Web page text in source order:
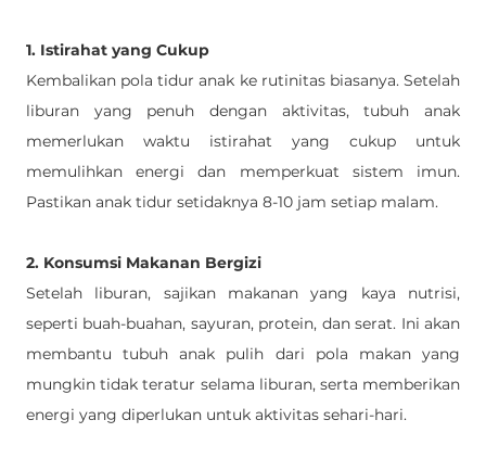
1. Istirahat yang Cukup
Kembalikan pola tidur anak ke rutinitas biasanya. Setelah
liburan yang penuh dengan aktivitas, tubuh anak
memerlukan waktu istirahat yang cukup untuk
memulihkan energi dan memperkuat sistem imun.
Pastikan anak tidur setidaknya 8-10 jam setiap malam.
2. Konsumsi Makanan Bergizi
Setelah liburan, sajikan makanan yang kaya nutrisi,
seperti buah-buahan, sayuran, protein, dan serat. Ini akan
membantu tubuh anak pulih dari pola makan yang
mungkin tidak teratur selama liburan, serta memberikan
energi yang diperlukan untuk aktivitas sehari-hari.